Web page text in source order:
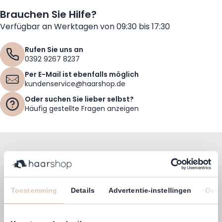
Toestemming Details Advertentie-instellingen Over
Brauchen Sie Hilfe?
Verfügbar an Werktagen von 09:30 bis 17:30
Rufen Sie uns an
0392 9267 8237
Per E-Mail ist ebenfalls möglich
kundenservice@haarshop.de
Oder suchen Sie lieber selbst?
Häufig gestellte Fragen anzeigen
Bleiben Sie mit unserem Newsletter auf dem
Laufenden!
E-Mailadresse
Abonnieren